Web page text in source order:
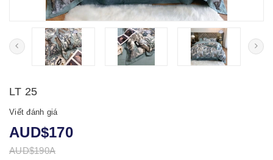
LT 25
Viết đánh giá
AUD$170
AUD$190A